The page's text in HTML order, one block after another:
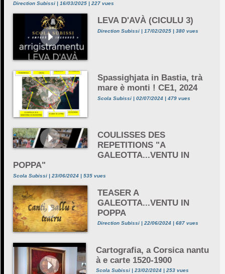
Direction Subissi | 16/03/2025 | 227 vues
LEVA D'AVÀ (CICULU 3)
Direction Subissi | 17/02/2025 | 380 vues
Spassighjata in Bastia, trà
mare è monti ! CE1, 2024
Scola Subissi | 02/07/2024 | 479 vues
COULISSES DES
REPETITIONS "A
GALEOTTA...VENTU IN
POPPA"
Scola Subissi | 23/06/2024 | 535 vues
TEASER A
GALEOTTA...VENTU IN
POPPA
Direction Subissi | 22/06/2024 | 687 vues
Cartografia, a Corsica nantu
à e carte 1520-1900
Scola Subissi | 23/02/2024 | 253 vues